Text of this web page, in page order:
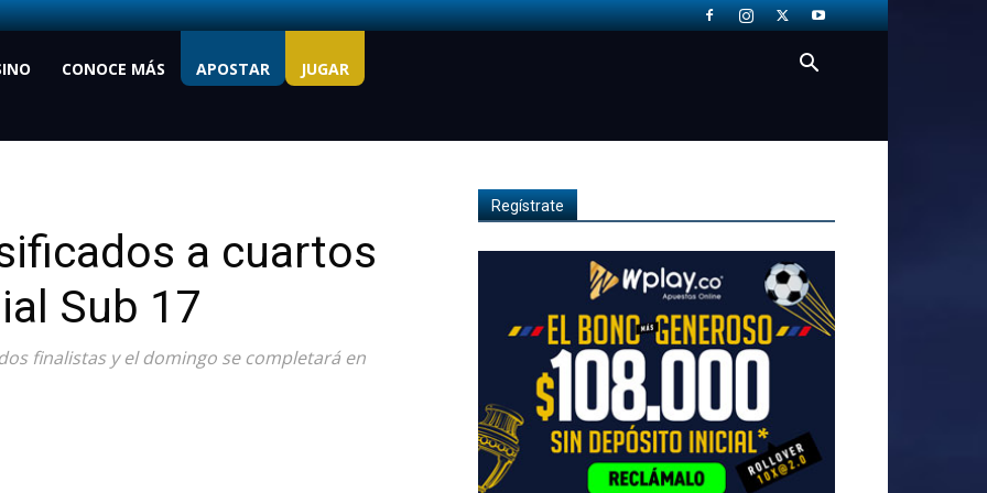
CONOCE MÁS APOSTAR JUGAR
a cuartos
Sub 17
finalistas y el domingo se completará en
Regístrate